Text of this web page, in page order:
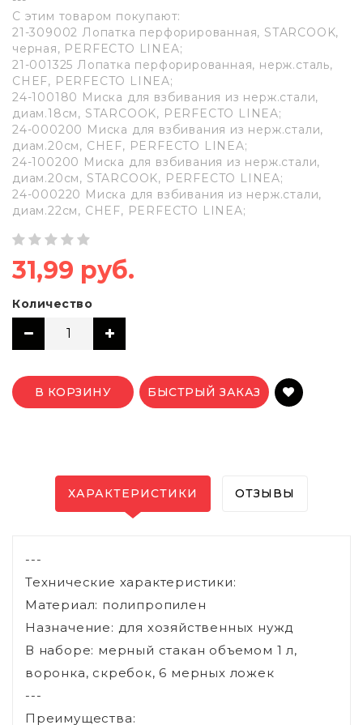
С этим товаром покупают:
21-309002 Лопатка перфорированная, STARCOOK,
черная, PERFECTO LINEA;
21-001325 Лопатка перфорированная, нерж.сталь,
CHEF, PERFECTO LINEA;
24-100180 Миска для взбивания из нерж.стали,
диам.18см, STARCOOK, PERFECTO LINEA;
24-000200 Миска для взбивания из нерж.стали,
диам.20см, CHEF, PERFECTO LINEA;
24-100200 Миска для взбивания из нерж.стали,
диам.20см, STARCOOK, PERFECTO LINEA;
24-000220 Миска для взбивания из нерж.стали,
диам.22см, CHEF, PERFECTO LINEA;
31,99 руб.
Количество
В КОРЗИНУ БЫСТРЫЙ ЗАКАЗ
ХАРАКТЕРИСТИКИ ОТЗЫВЫ
---
Технические характеристики:
Материал: полипропилен
Назначение: для хозяйственных нужд
В наборе: мерный стакан объемом 1 л,
воронка, скребок, 6 мерных ложек
---
Преимущества: